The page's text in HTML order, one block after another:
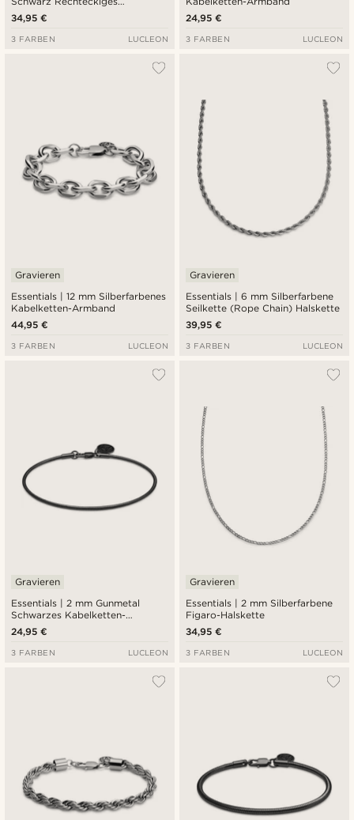
Kastenarmband
34,95 €
3 FARBEN LUCLEON
24,95 €
3 FARBEN LUCLEON
Essentials | 12 mm Silberfarbenes
Kabelketten-Armband
Gravieren
44,95 €
3 FARBEN LUCLEON
Essentials | 6 mm Silberfarbene
Seilkette (Rope Chain) Halskette
Gravieren
39,95 €
3 FARBEN LUCLEON
Essentials | 2 mm Gunmetal
Schwarzes Kabelketten-
Armband
Gravieren
24,95 €
3 FARBEN LUCLEON
Essentials | 2 mm Silberfarbene
Figaro-Halskette
Gravieren
34,95 €
3 FARBEN LUCLEON